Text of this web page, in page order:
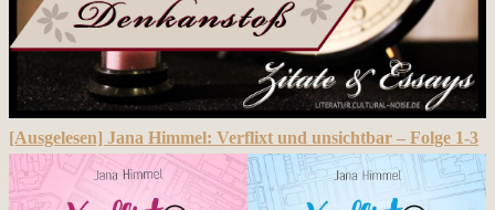
[Ausgelesen] Jana Himmel: Verflixt und unsichtbar – Folge 1-3